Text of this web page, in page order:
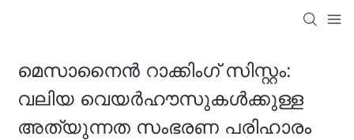
മെസാനൈൻ റാക്കിംഗ് സിസ്റ്റം:
വലിയ വെയർഹൗസുകൾക്കുള്ള
അത്യുന്നത സംഭരണ പരിഹാരം